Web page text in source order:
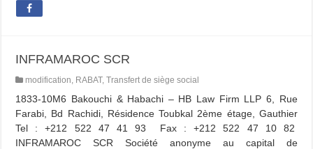
INFRAMAROC SCR
modification, RABAT,Transfert de siège social
1833-10M6 Bakouchi & Habachi – HB Law Firm LLP 6, Rue
Farabi, Bd Rachidi, Résidence Toubkal 2ème étage, Gauthier
Tel : +212 522 47 41 93 Fax : +212 522 47 10 82
INFRAMAROC SCR Société anonyme au capital de